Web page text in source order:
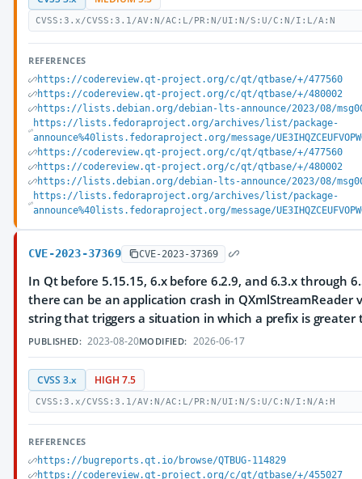
CVSS:3.x/CVSS:3.1/AV:N/AC:L/PR:N/UI:N/S:U/C:N/I:L/A:N
REFERENCES
https://codereview.qt-project.org/c/qt/qtbase/+/477560
https://codereview.qt-project.org/c/qt/qtbase/+/480002
https://lists.debian.org/debian-lts-announce/2023/08/
https://lists.fedoraproject.org/archives/list/package-
announce%40lists.fedoraproject.org/message/
https://codereview.qt-project.org/c/qt/qtbase/+/477560
https://codereview.qt-project.org/c/qt/qtbase/+/480002
https://lists.debian.org/debian-lts-announce/2023/08/
https://lists.fedoraproject.org/archives/list/package-
announce%40lists.fedoraproject.org/message/
CVE-2023-37369 CVE-2023-37369
In Qt before 5.15.15, 6.x before 6.2.9, and 6.3.x through
there can be an application crash in QXmlStreamReader
string that triggers a situation in which a prefix is greater
PUBLISHED: 2023-08-20MODIFIED: 2026-06-17
CVSS 3.x HIGH 7.5
CVSS:3.x/CVSS:3.1/AV:N/AC:L/PR:N/UI:N/S:U/C:N/I:N/A:H
REFERENCES
https://bugreports.qt.io/browse/QTBUG-114829
https://codereview.qt-project.org/c/qt/qtbase/+/455027